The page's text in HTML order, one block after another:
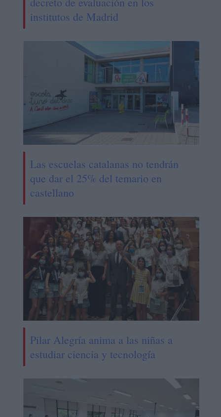
institutos de Madrid
Las escuelas catalanas no tendrán
que dar el 25% del temario en
castellano
Pilar Alegría anima a las niñas a
estudiar ciencia y tecnología